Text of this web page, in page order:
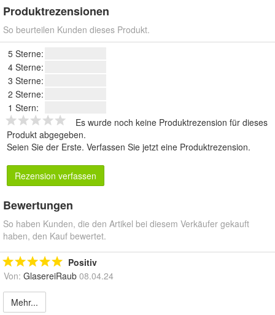
Produktrezensionen
So beurteilen Kunden dieses Produkt.
5 Sterne:
4 Sterne:
3 Sterne:
2 Sterne:
1 Stern:
Es wurde noch keine Produktrezension für dieses
Produkt abgegeben.
Seien Sie der Erste. Verfassen Sie jetzt eine Produktrezension.
Rezension verfassen
Bewertungen
So haben Kunden, die den Artikel bei diesem Verkäufer gekauft
haben, den Kauf bewertet.
Positiv
Von: GlasereiRaub 08.04.24
Mehr...